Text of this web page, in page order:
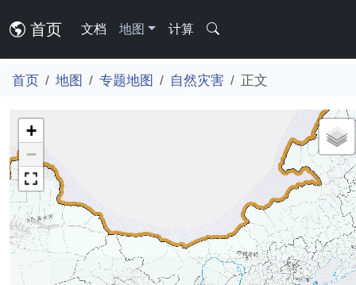
首页 文档 地图 计算
首页 地图 专题地图 自然灾害 正文
+
−